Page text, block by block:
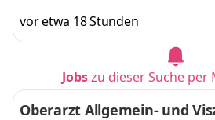
vor etwa 18 Stunden
Jobszu dieser Suche per
Oberarzt Allgemein- und